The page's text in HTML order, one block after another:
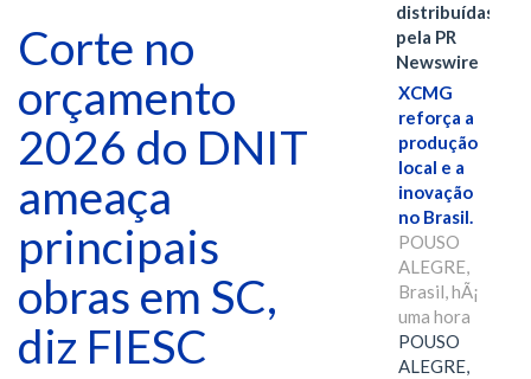
Corte no
orçamento
2026 do DNIT
ameaça
principais
obras em SC,
diz FIESC
distribuídas
pela PR
Newswire
XCMG
reforça a
produção
local e a
inovação
no Brasil.
POUSO
ALEGRE,
Brasil, hÃ¡
uma hora
POUSO
ALEGRE,